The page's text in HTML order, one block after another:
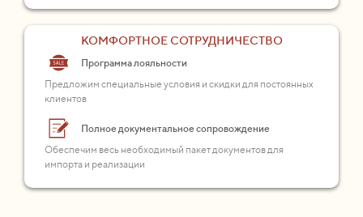
КОМФОРТНОЕ СОТРУДНИЧЕСТВО
Программа лояльности
Предложим специальные условия и скидки для постоянных
клиентов
Полное документальное сопровождение
Обеспечим весь необходимый пакет документов для
импорта и реализации